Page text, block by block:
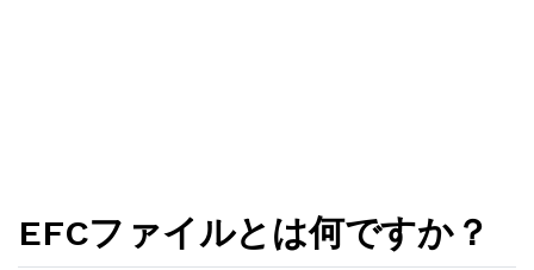
EFCファイルとは何ですか？